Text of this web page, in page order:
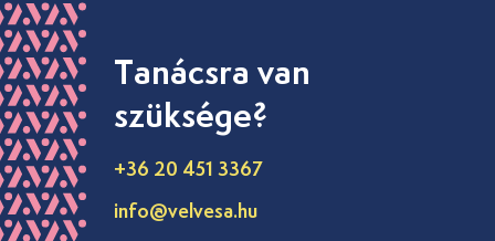
Tanácsra van
szüksége?
+36 20 451 3367
info@velvesa.hu